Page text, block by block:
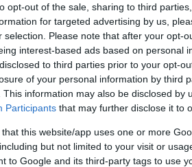
opt-out of the sale, sharing to third
for targeted advertising by us,
selection. Please note that after your opt-
interest-based ads based on personal
to third parties prior to your opt-
of your personal information by third
This information may also be disclosed by
Participants that may further disclose it to
that this website/app uses one or more
but not limited to your visit or
to Google and its third-party tags to use
που δεν διαθέτουν εμπειρία
τα νοικιάζουν πολύ
διαδικασίες και ξεχύνονται
σε συνδυασμό με το
ethnos.gr δάσκαλοι
ως αποτέλεσμανα αυξάνεται
ακόμα και